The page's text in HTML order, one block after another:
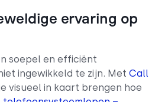
ervaring op
soepel en efficiënt
ingewikkeld te zijn. Met Call
visueel in kaart brengen hoe